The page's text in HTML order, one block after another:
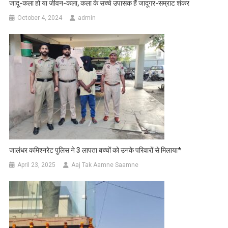
जादू-कला हो या जीवन-कला, कला के सच्चे उपासक हैं जादूगर-सम्राट शंकर
October 4, 2024 admin
जालंधर कमिश्नरेट पुलिस ने 3 लापता बच्चों को उनके परिवारों से मिलाया*
April 23, 2025 Aaj Tak Aamne Saamne